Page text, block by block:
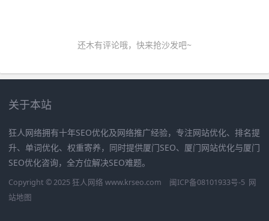
还木有评论哦，快来抢沙发吧~
关于本站
狂人网络拥有十年SEO优化及网络推广经验，专注网站优化、排名提
升、单词优化、权重寄养，同时提供厦门SEO、厦门网站优化与厦门
SEO优化咨询，全方位解决SEO难题。
Copyright © 2025 狂人网络 www.krseo.com 闽ICP备08101933号-5 网
站地图